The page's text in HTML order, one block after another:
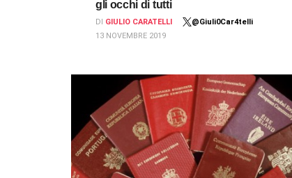
gli occhi di tutti
DI GIULIO CARATELLI
@Giuli0Car4telli
13 NOVEMBRE 2019